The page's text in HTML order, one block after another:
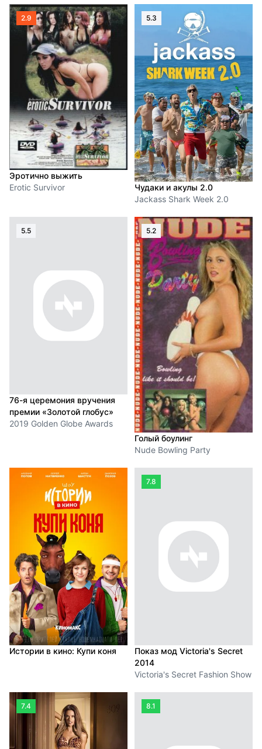
2.9
Эротично выжить
Erotic Survivor
5.3
Чудаки и акулы 2.0
Jackass Shark Week 2.0
5.5
76-я церемония вручения
премии «Золотой глобус»
2019 Golden Globe Awards
5.2
Голый боулинг
Nude Bowling Party
Истории в кино: Купи коня
7.8
Показ мод Victoria's Secret
2014
Victoria's Secret Fashion Show
7.4 8.1